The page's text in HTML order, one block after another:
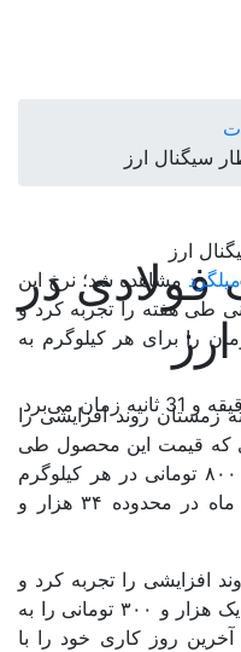
سیگنال ارز
فولادی در
میلگرد مشاهده شد؛ نرخ این
تا ۲ هزار تومانی طی هفته را تجربه کرد و
قیمت ۳۵ هزار و ۳۰۰ تومان را برای هر کیلوگرم به
زمستان روند افزایشی را
که قیمت این محصول طی
هفته جاری، رشد ۹۰۰ تا ۳ هزار و ۸۰۰ تومانی در هر کیلوگرم
داشت که روز چهارشنبه ۲۴ بهمن ماه در محدوده ۳۴ هزار و
افزایشی را تجربه کرد و
توانست طی یک هفته، رشد ۶۰۰ تا یک هزار و ۳۰۰ تومانی را به
روز کاری خود را با